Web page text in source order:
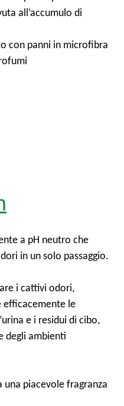
all’accumulo di
con panni in microfibra
a pH neutro che
in un solo passaggio.
i cattivi odori,
efficacemente le
e i residui di cibo,
degli ambienti
una piacevole fragranza